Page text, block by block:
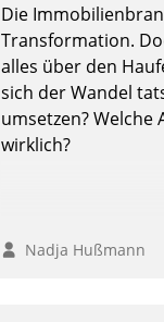
Die
Transformation.
alles über den
sich der Wandel
umsetzen? Welche
wirklich?
Nadja Hußmann